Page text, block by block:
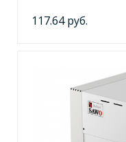
117.64 руб.